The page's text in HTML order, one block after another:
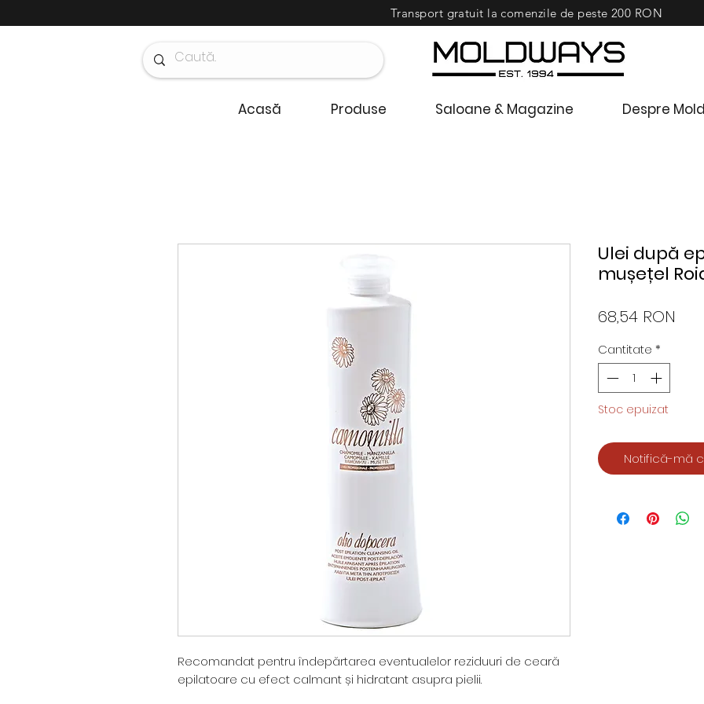
Acasă Produse Saloane & Magazine Despre
Transport gratuit la comenzile de peste 200 RON
Recomandat pentru îndepărtarea eventualelor reziduuri de ceară
epilatoare cu efect calmant și hidratant asupra pielii.
Ulei după
mușețel
68,54 RON
Cantitate *
Stoc epuizat
Notifică-mă